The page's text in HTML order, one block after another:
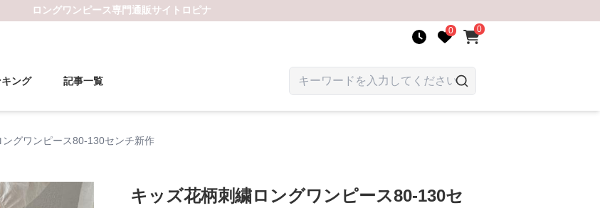
ロングワンピース専門通販サイト ロピナ
0 0
ング 記事一覧
ングワンピース80-130センチ新作
キッズ花柄刺繍ロングワンピース80-130セ